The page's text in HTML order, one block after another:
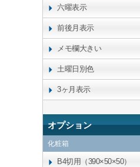
六曜表示
前後月表示
メモ欄大きい
土曜日別色
3ヶ月表示
オプション
化粧箱
B4切用（390×50×50）